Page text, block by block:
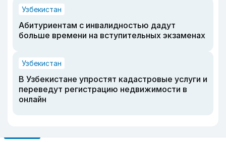
Узбекистан
Абитуриентам с инвалидностью дадут
больше времени на вступительных экзаменах
Узбекистан
В Узбекистане упростят кадастровые услуги и
переведут регистрацию недвижимости в
онлайн